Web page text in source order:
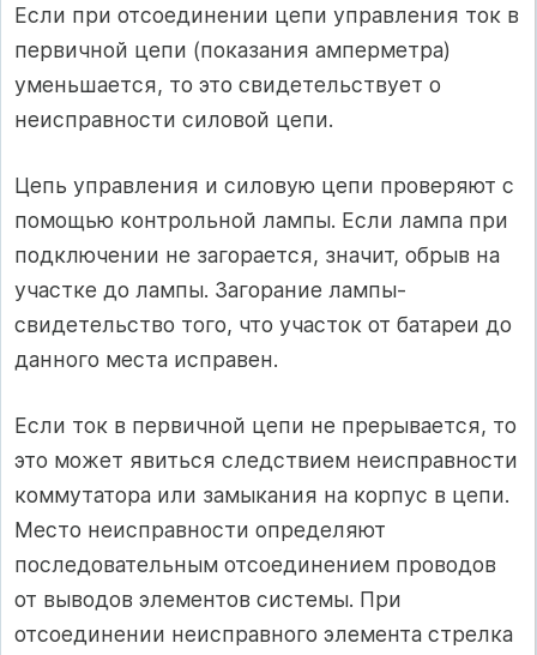
Если при отсоединении цепи управления ток в
первичной цепи (показания амперметра)
уменьшается, то это свидетельствует о
неисправности силовой цепи.
Цепь управления и силовую цепи проверяют с
помощью контрольной лампы. Если лампа при
подключении не загорается, значит, обрыв на
участке до лампы. Загорание лампы-
свидетельство того, что участок от батареи до
данного места исправен.
Если ток в первичной цепи не прерывается, то
это может явиться следствием неисправности
коммутатора или замыкания на корпус в цепи.
Место неисправности определяют
последовательным отсоединением проводов
от выводов элементов системы. При
отсоединении неисправного элемента стрелка